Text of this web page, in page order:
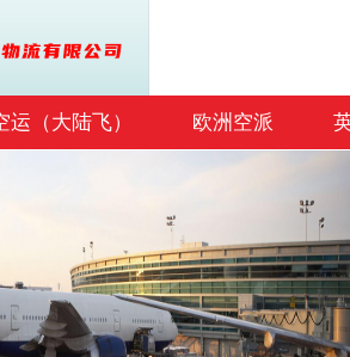
运（大陆飞） 欧洲空派